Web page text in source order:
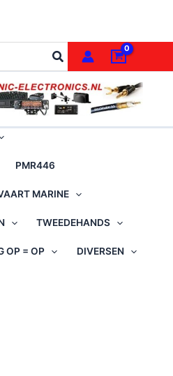
PMR446
MARINE
TWEEDEHANDS
OP = OP DIVERSEN